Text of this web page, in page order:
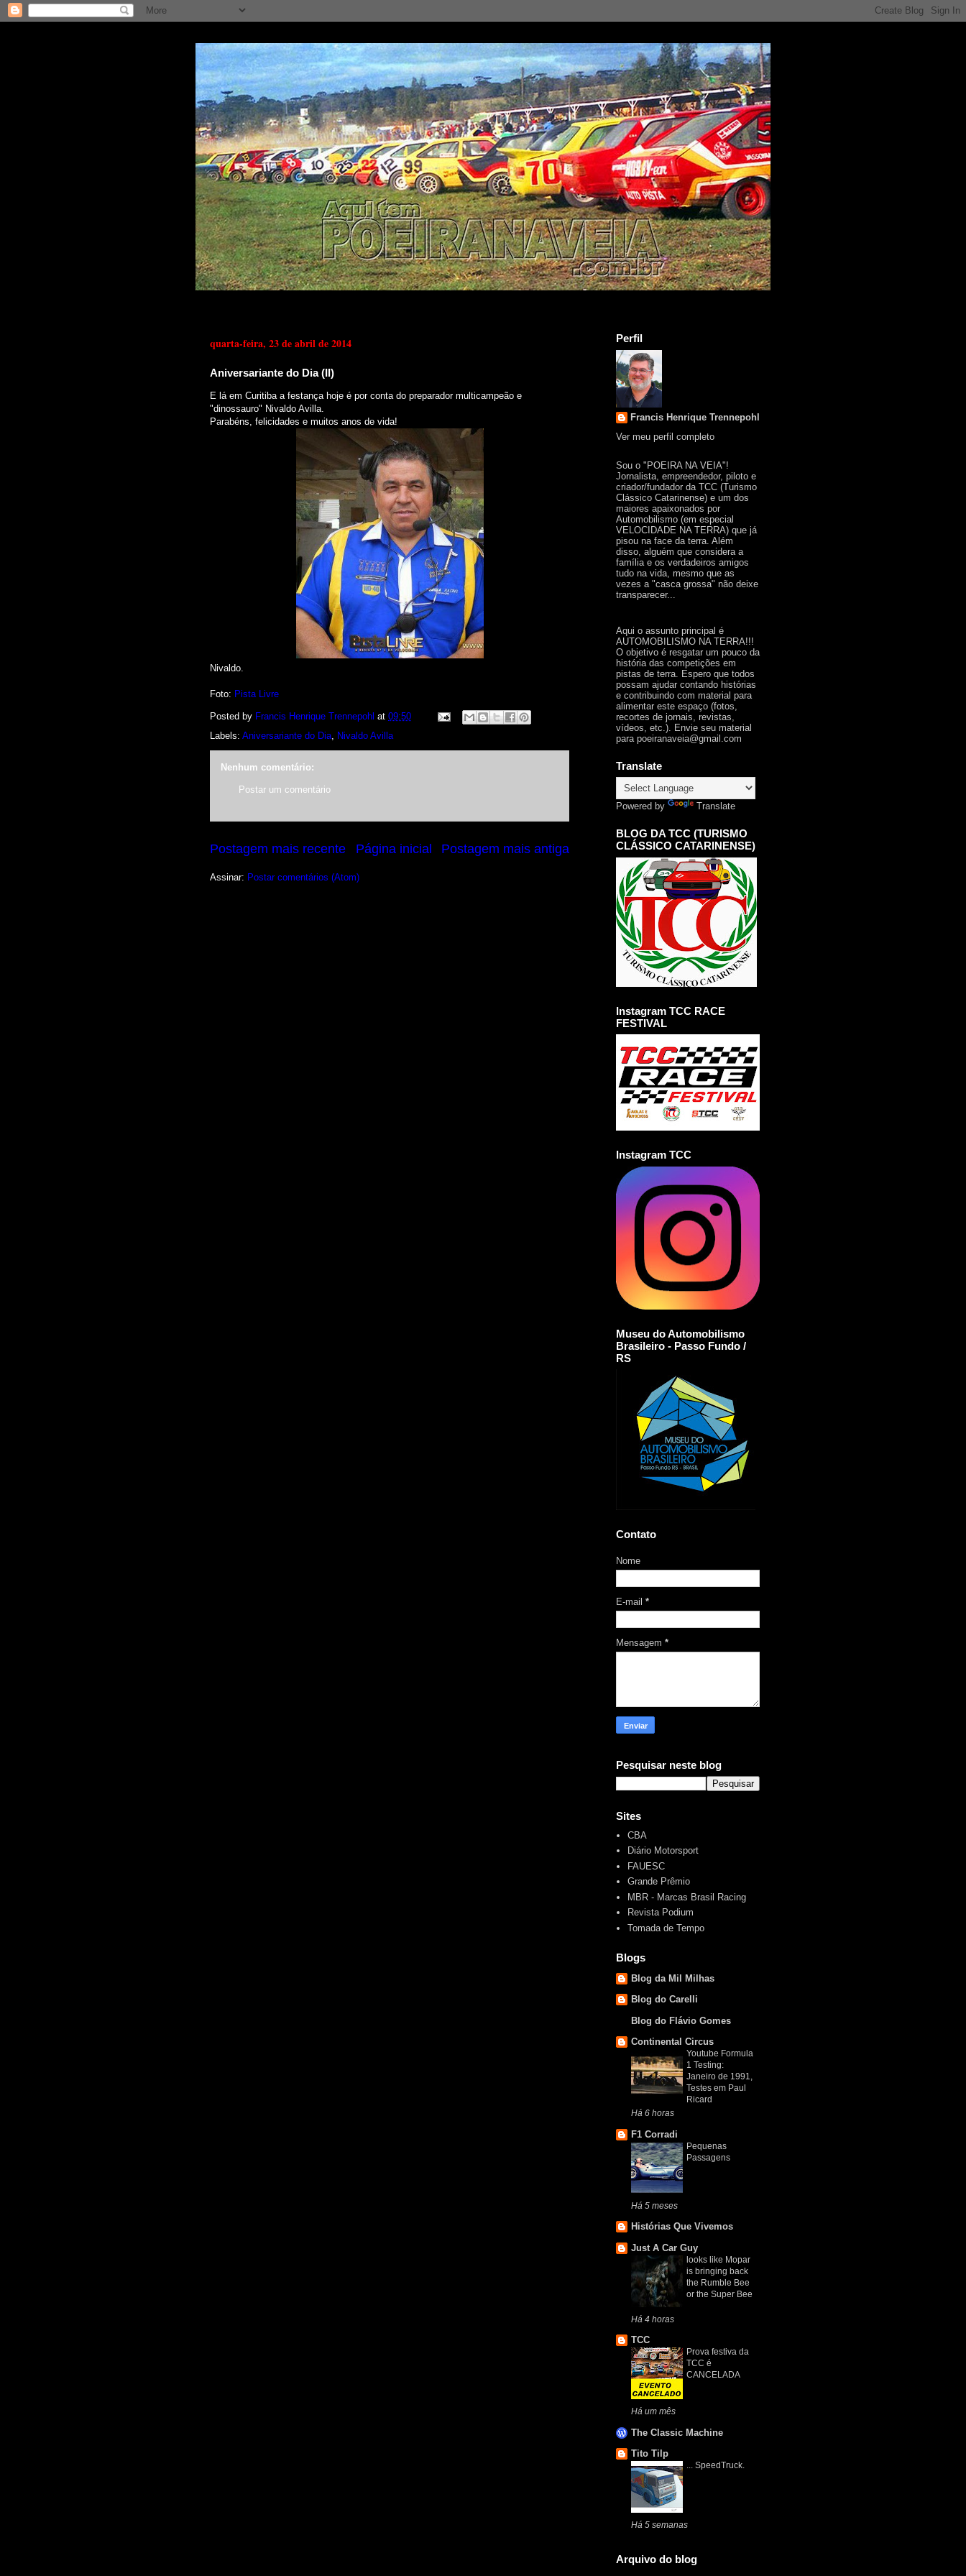
quarta-feira, 23 de abril de 2014
Aniversariante do Dia (II)
E lá em Curitiba a festança hoje é por conta do preparador multicampeão e
"dinossauro" Nivaldo Avilla.
Parabéns, felicidades e muitos anos de vida!
Nivaldo.
Foto: Pista Livre
Posted by Francis Henrique Trennepohl at 09:50
Labels: Aniversariante do Dia, Nivaldo Avilla
Nenhum comentário:
Postar um comentário
Postagem mais recente Postagem mais antiga
Página inicial
Assinar: Postar comentários (Atom)
Perfil
Francis Henrique Trennepohl
Ver meu perfil completo
Sou o "POEIRA NA VEIA"!
Jornalista, empreendedor, piloto e
criador/fundador da TCC (Turismo
Clássico Catarinense) e um dos
maiores apaixonados por
Automobilismo (em especial
VELOCIDADE NA TERRA) que já
pisou na face da terra. Além
disso, alguém que considera a
família e os verdadeiros amigos
tudo na vida, mesmo que as
vezes a "casca grossa" não deixe
transparecer...
Aqui o assunto principal é
AUTOMOBILISMO NA TERRA!!!
O objetivo é resgatar um pouco da
história das competições em
pistas de terra. Espero que todos
possam ajudar contando histórias
e contribuindo com material para
alimentar este espaço (fotos,
recortes de jornais, revistas,
vídeos, etc.). Envie seu material
para poeiranaveia@gmail.com
Translate
Powered by Translate
BLOG DA TCC (TURISMO
CLÁSSICO CATARINENSE)
Instagram TCC RACE
FESTIVAL
Instagram TCC
Museu do Automobilismo
Brasileiro - Passo Fundo /
RS
Contato
Nome
E-mail *
Mensagem *
Pesquisar neste blog
Sites
CBA
Diário Motorsport
FAUESC
Grande Prêmio
MBR - Marcas Brasil Racing
Revista Podium
Tomada de Tempo
Blogs
Blog da Mil Milhas
Blog do Carelli
Blog do Flávio Gomes
Continental Circus
Youtube Formula
1 Testing:
Janeiro de 1991,
Testes em Paul
Ricard
Há 6 horas
F1 Corradi
Pequenas
Passagens
Há 5 meses
Histórias Que Vivemos
Just A Car Guy
looks like Mopar
is bringing back
the Rumble Bee
or the Super Bee
Há 4 horas
TCC
Prova festiva da
TCC é
CANCELADA
Há um mês
The Classic Machine
Tito Tilp
... SpeedTruck.
Há 5 semanas
Arquivo do blog